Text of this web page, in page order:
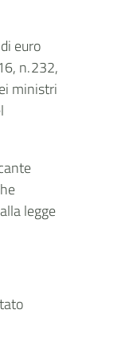
euro
n. 232,
ministri
legge